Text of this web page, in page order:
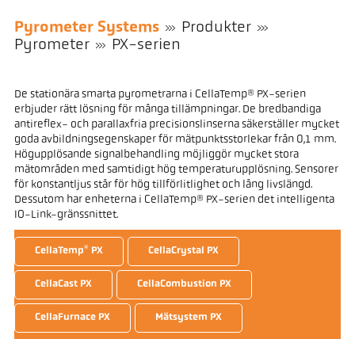
Pyrometer Systems
Produkter
Pyrometer
PX-serien
De stationära smarta pyrometrarna i CellaTemp® PX-serien
erbjuder rätt lösning för många tillämpningar. De bredbandiga
antireflex- och parallaxfria precisionslinserna säkerställer mycket
goda avbildningsegenskaper för mätpunktsstorlekar från 0,1 mm.
Högupplösande signalbehandling möjliggör mycket stora
mätområden med samtidigt hög temperaturupplösning. Sensorer
för konstantljus står för hög tillförlitlighet och lång livslängd.
Dessutom har enheterna i CellaTemp® PX-serien det intelligenta
IO-Link-gränssnittet.
CellaTemp® PX CellaCrystal PX
CellaCast PX CellaCombustion PX
CellaFurnace PX Mätsystem PX